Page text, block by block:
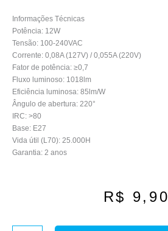
Informações Técnicas
Potência: 12W
Tensão: 100-240VAC
Corrente: 0,08A (127V) / 0,055A (220V)
Fator de potência: ≥0,7
Fluxo luminoso: 1018lm
Eficiência luminosa: 85lm/W
Ângulo de abertura: 220°
IRC: >80
Base: E27
Vida útil (L70): 25.000H
Garantia: 2 anos
R$ 9,90